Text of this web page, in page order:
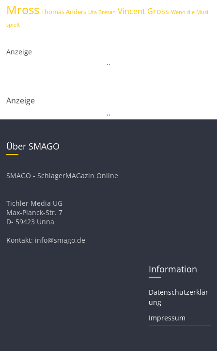
Mross Thomas Anders Uta Bresan Vincent Gross Wenn die Musi
spielt
Anzeige
..
Anzeige
..
Über SMAGO
SMAGO - SchlagerMAGazin Online
Tichler Media UG
Max-Planck-Str. 7
D- 59423 Unna
Kontakt: info@smago.de
Information
Datenschutzerklär
ung
Impressum